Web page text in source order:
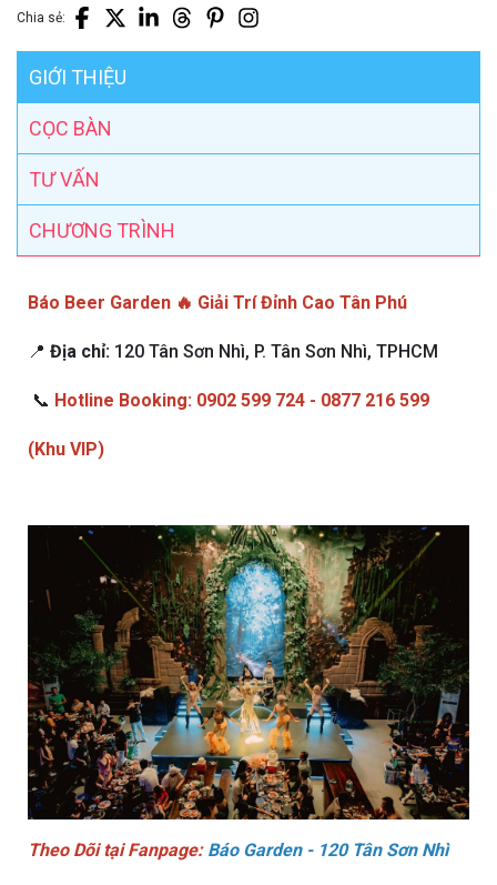
Chia sẻ:
GIỚI THIỆU
CỌC BÀN
TƯ VẤN
CHƯƠNG TRÌNH
Báo Beer Garden 🔥 Giải Trí Đỉnh Cao Tân Phú
📍 Địa chỉ: 120 Tân Sơn Nhì, P. Tân Sơn Nhì, TPHCM
📞 Hotline Booking: 0902 599 724 - 0877 216 599
(Khu VIP)
Theo Dõi tại Fanpage: Báo Garden - 120 Tân Sơn Nhì